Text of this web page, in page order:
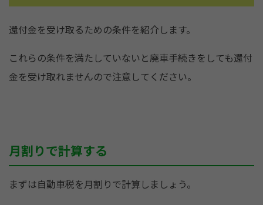
還付金を受け取るための条件を紹介します。
これらの条件を満たしていないと廃車手続きをしても還付
金を受け取れませんので注意してください。
月割りで計算する
まずは自動車税を月割りで計算しましょう。